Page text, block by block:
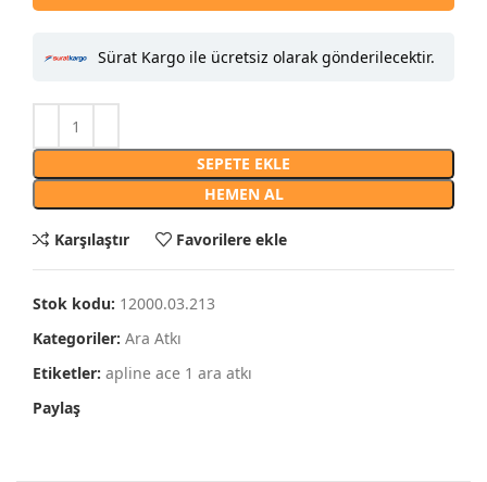
Sürat Kargo ile ücretsiz olarak gönderilecektir.
SEPETE EKLE
HEMEN AL
Karşılaştır Favorilere ekle
Stok kodu: 12000.03.213
Kategoriler: Ara Atkı
Etiketler: apline ace 1 ara atkı
Paylaş